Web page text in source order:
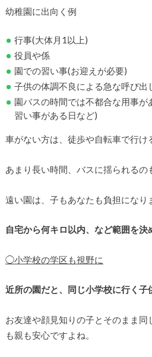
幼稚園に出向く例
行事(大体月1以上)
役員や係
園での習い事(お迎えが必要)
子供の体調不良による急な呼び出
園バスの時間では不都合な用事が
習い事がある日など)
車がない方は、徒歩や自転車で行け
あまり長い時間、バスに揺られるの
遠い園は、子もあなたも負担になり
自宅から何キロ以内、など範囲を決
◯小学校の学区も視野に
近所の園だと、同じ小学校に行く子
お友達や顔見知りの子とそのまま
も親も安心ですよね。